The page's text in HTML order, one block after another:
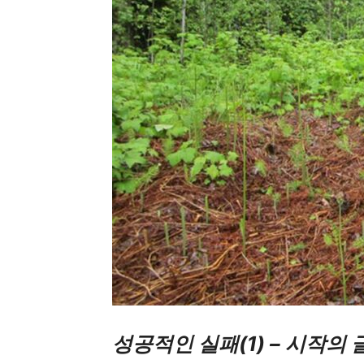
성공적인 실패(1) – 시작의